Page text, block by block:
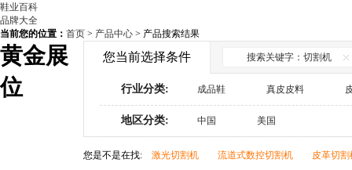
鞋业百科
品牌大全
当前您的位置： 首页 > 产品中心 > 产品搜索结果
您当前选择条件 搜索关键字：切割机
行业分类: 成品鞋 真皮皮料
鞋材辅料
检测与包装设备 鞋机配件
地区分类: 中国 美国
您是不是在找: 激光切割机 流道式数控切割机 皮革切割
黄金展
位